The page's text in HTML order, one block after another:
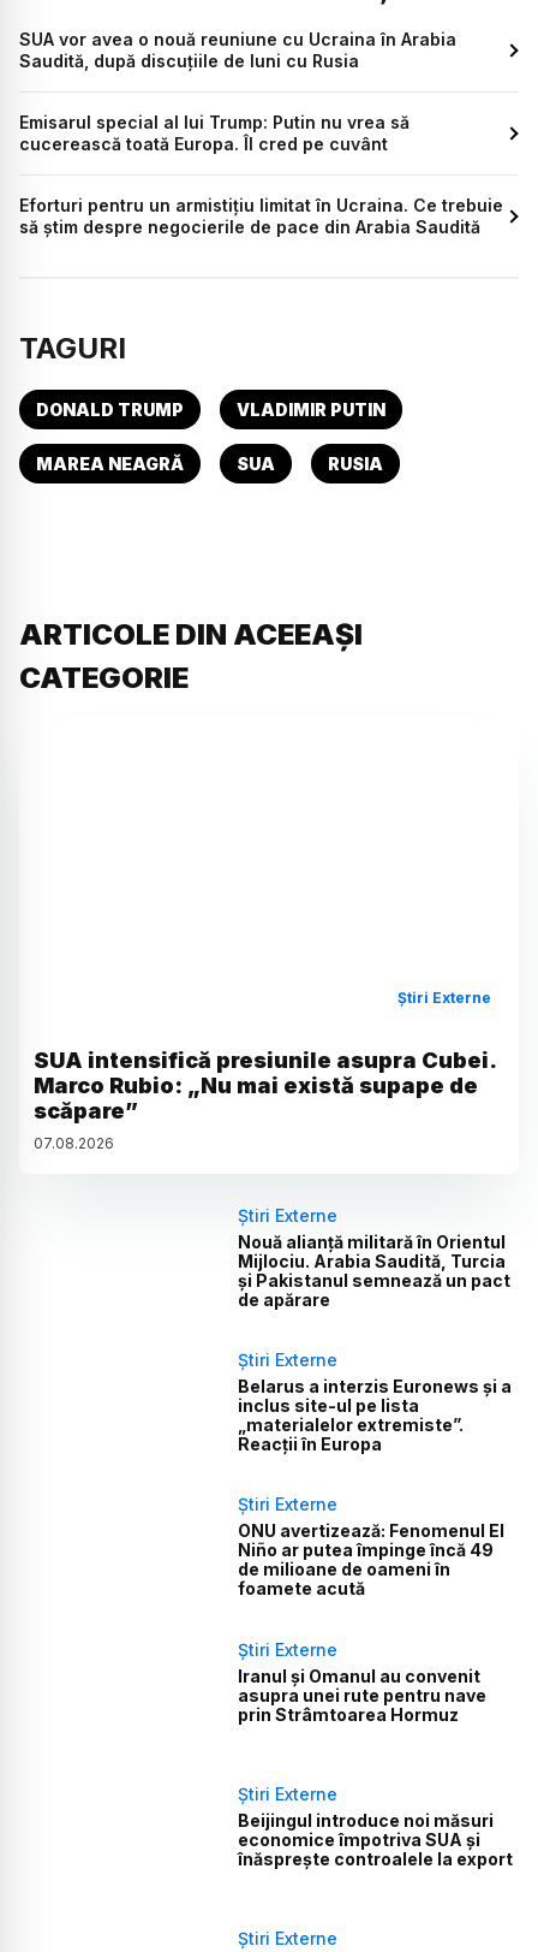
SUA vor avea o nouă reuniune cu Ucraina în Arabia
Saudită, după discuțiile de luni cu Rusia
Emisarul special al lui Trump: Putin nu vrea să
cucerească toată Europa. Îl cred pe cuvânt
Eforturi pentru un armistițiu limitat în Ucraina. Ce trebuie
să știm despre negocierile de pace din Arabia Saudită
TAGURI
DONALD TRUMP VLADIMIR PUTIN
MAREA NEAGRĂ SUA RUSIA
ARTICOLE DIN ACEEAȘI
CATEGORIE
Știri Externe
SUA intensifică presiunile asupra Cubei.
Marco Rubio: „Nu mai există supape de
scăpare”
07.08.2026
Știri Externe
Nouă alianță militară în Orientul
Mijlociu. Arabia Saudită, Turcia
și Pakistanul semnează un pact
de apărare
Știri Externe
Belarus a interzis Euronews și a
inclus site-ul pe lista
„materialelor extremiste”.
Reacții în Europa
Știri Externe
ONU avertizează: Fenomenul El
Niño ar putea împinge încă 49
de milioane de oameni în
foamete acută
Știri Externe
Iranul și Omanul au convenit
asupra unei rute pentru nave
prin Strâmtoarea Hormuz
Știri Externe
Beijingul introduce noi măsuri
economice împotriva SUA și
înăsprește controalele la export
Știri Externe